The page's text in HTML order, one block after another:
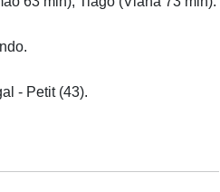
- Petit (43).